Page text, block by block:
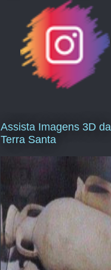
Assista Imagens 3D da
Terra Santa